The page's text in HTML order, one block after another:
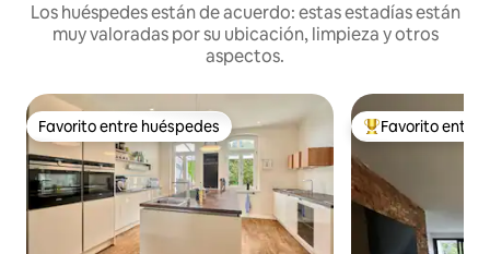
Los huéspedes están de acuerdo: estas estadías están
muy valoradas por su ubicación, limpieza y otros
aspectos.
Favorito entre huéspedes
Favorito entre huéspedes Favorito entre
Favorito entre